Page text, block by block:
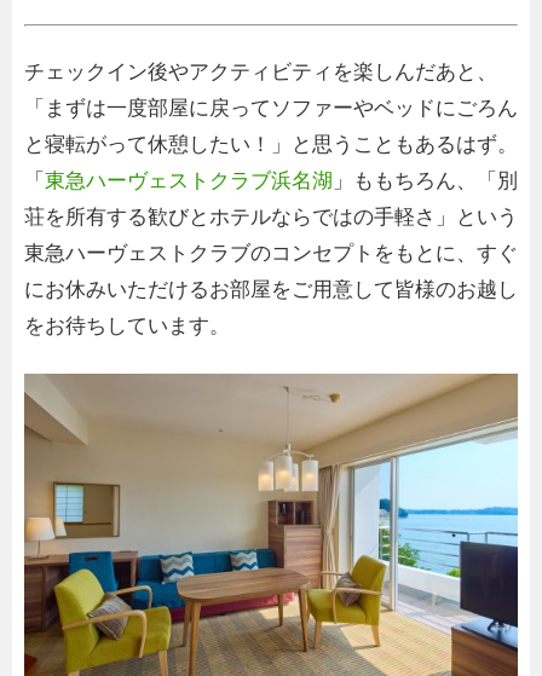
チェックイン後やアクティビティを楽しんだあと、
「まずは一度部屋に戻ってソファーやベッドにごろん
と寝転がって休憩したい！」と思うこともあるはず。
「 東急ハーヴェストクラブ浜名湖 」ももちろん、「別
荘を所有する歓びとホテルならではの手軽さ」という
東急ハーヴェストクラブのコンセプトをもとに、すぐ
にお休みいただけるお部屋をご用意して皆様のお越し
をお待ちしています。